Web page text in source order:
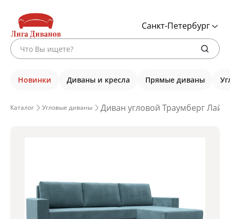
Санкт-Петербург
Новинки Диваны и кресла Прямые диваны
Каталог Угловые диваны Диван угловой Траумберг